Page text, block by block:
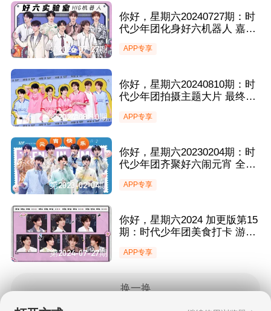
第2024-07-27期
你好，星期六20240727期：时
代少年团化身好六机器人 嘉宾
APP专享
第2024-08-10期
你好，星期六20240810期：时
代少年团拍摄主题大片 最终谁
APP专享
第2023-02-04期
你好，星期六20230204期：时
代少年团齐聚好六闹元宵 全员
APP专享
第2024-07-27期
你好，星期六2024 加更版第15
期：时代少年团美食打卡 游戏
APP专享
换一换